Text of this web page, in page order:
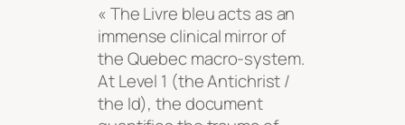
« TheLivre bleuacts as an
immense clinical mirror of
the Quebec macro-system.
At Level 1 (the Antichrist /
the Id), the document